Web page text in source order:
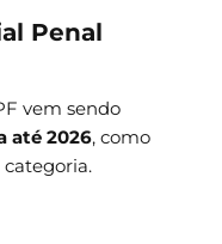
Penal
vem sendo
até 2026, como